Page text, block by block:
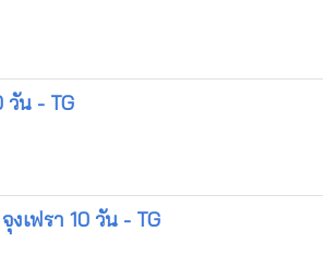
วัน - TG
เฟรา 10 วัน - TG